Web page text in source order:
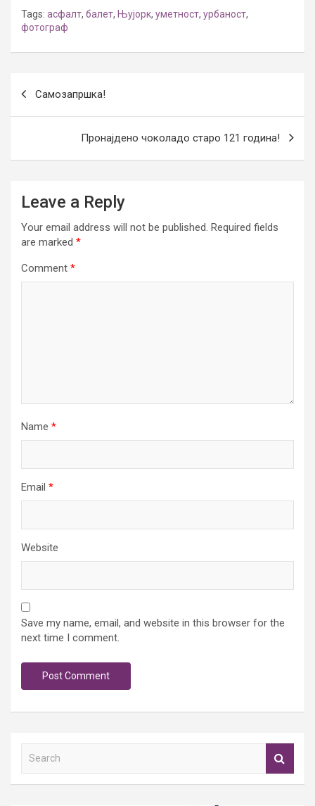
Tags: асфалт, балет, Њујорк, уметност, урбаност,
фотограф
navigation
Самозапршка!
Пронајдено чоколадо старо 121 година!
Leave a Reply
Your email address will not be published. Required fields
are marked *
Comment *
Name *
Email *
Website
Save my name, email, and website in this browser for the
next time I comment.